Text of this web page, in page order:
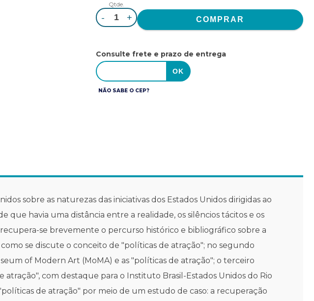
Qtde.
- +
Consulte frete e prazo de entrega
NÃO SABE O CEP?
sobre as naturezas das iniciativas dos Estados Unidos dirigidas ao
que havia uma distância entre a realidade, os silêncios tácitos e os
se brevemente o percurso histórico e bibliográfico sobre a
se discute o conceito de "políticas de atração"; no segundo
of Modern Art (MoMA) e as "políticas de atração"; o terceiro
com destaque para o Instituto Brasil-Estados Unidos do Rio
de atração" por meio de um estudo de caso: a recuperação